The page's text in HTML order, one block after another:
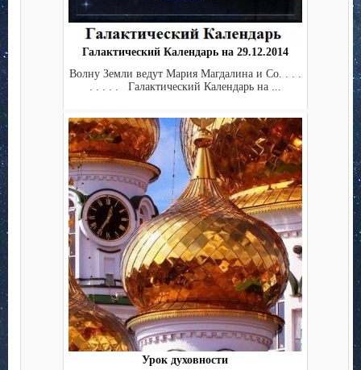
Галактический Календарь на 29.12.2014
Волну Земли ведут Мария Магдалина и Co. . . .
. . . . . Галактический Календарь на ...
Урок духовности